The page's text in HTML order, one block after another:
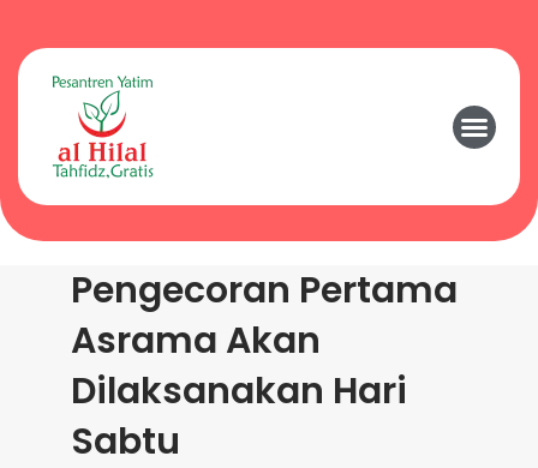
Pengecoran Pertama
Asrama Akan
Dilaksanakan Hari
Sabtu